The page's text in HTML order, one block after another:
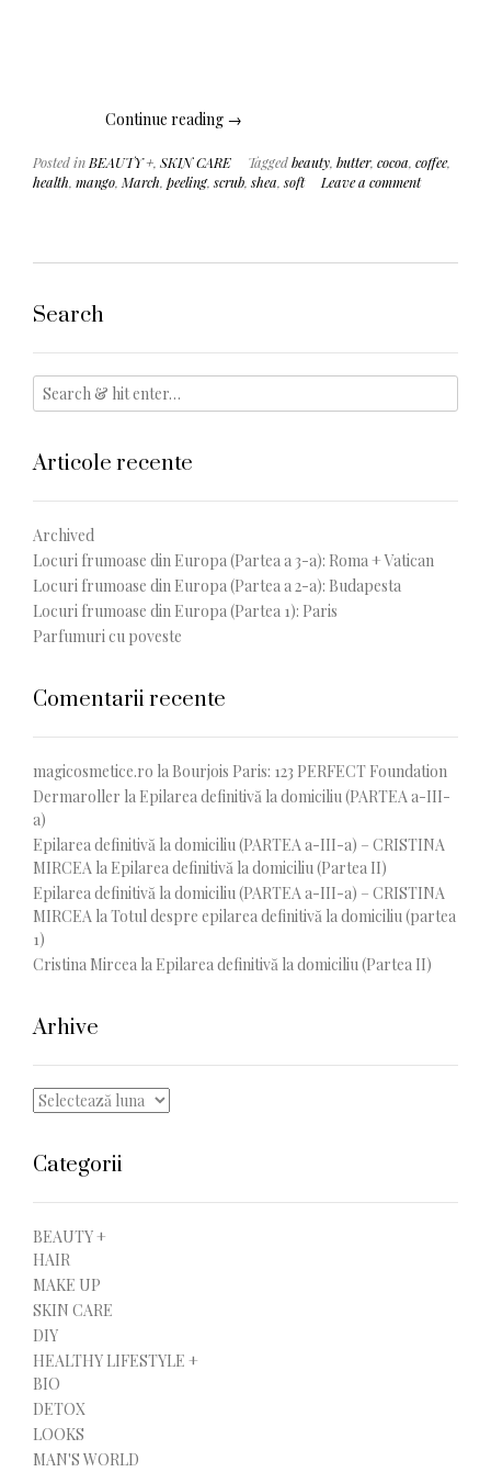
Continue reading „Produsele
martie
/
→
Posted in BEAUTY +, SKIN CARE Taggedbeauty, butter, cocoa, coffee,
health, mango, March, peeling,scrub,shea,soft Leave a comment
Search
Articole recente
Archived
Locuri frumoase din Europa (Partea a 3-a): Roma + Vatican
Locuri frumoase din Europa (Partea a 2-a): Budapesta
Locuri frumoase din Europa (Partea 1): Paris
Parfumuri cu poveste
Comentarii recente
magicosmetice.ro la Bourjois Paris: 123 PERFECT Foundation
Dermaroller la Epilarea definitivă la domiciliu (PARTEA a-III-
a)
Epilarea definitivă la domiciliu (PARTEA a-III-a) – CRISTINA
MIRCEA la Epilarea definitivă la domiciliu (Partea II)
Epilarea definitivă la domiciliu (PARTEA a-III-a) – CRISTINA
MIRCEA laTotul despre epilarea definitivă la domiciliu (partea
1)
Cristina Mircea la Epilarea definitivă la domiciliu (Partea II)
Arhive
Arhive
Categorii
BEAUTY +
HAIR
MAKE UP
SKIN CARE
DIY
HEALTHY LIFESTYLE +
BIO
DETOX
LOOKS
MAN'S WORLD